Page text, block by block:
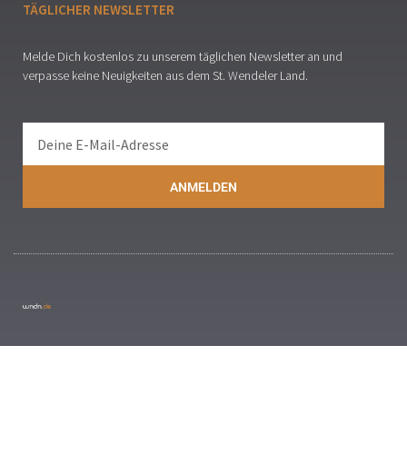
TÄGLICHER NEWSLETTER
Melde Dich kostenlos zu unserem täglichen Newsletter an und
verpasse keine Neuigkeiten aus dem St. Wendeler Land.
ANMELDEN